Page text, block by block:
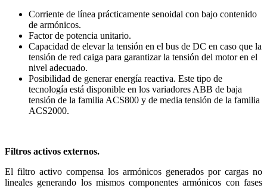
Corriente de línea prácticamente senoidal con bajo contenido
de armónicos.
Factor de potencia unitario.
Capacidad de elevar la tensión en el bus de DC en caso que la
tensión de red caiga para garantizar la tensión del motor en el
nivel adecuado.
Posibilidad de generar energía reactiva. Este tipo de
tecnología está disponible en los variadores ABB de baja
tensión de la familia ACS800 y de media tensión de la familia
ACS2000.
Filtros activos externos.
El filtro activo compensa los armónicos generados por cargas no
lineales generando los mismos componentes armónicos con fases